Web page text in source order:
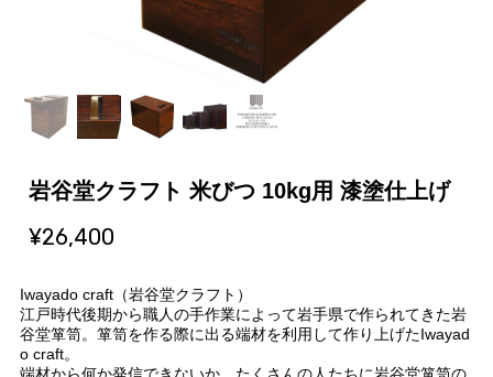
岩谷堂クラフト 米びつ 10kg用 漆塗仕上げ
¥26,400
Iwayado craft（岩谷堂クラフト）
江戸時代後期から職人の手作業によって岩手県で作られてきた岩
谷堂箪笥。箪笥を作る際に出る端材を利用して作り上げたIwayad
o craft。
端材から何か発信できないか、たくさんの人たちに岩谷堂箪笥の